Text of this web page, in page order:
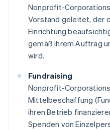
Nonprofit-
Vorstand geleitet, der
Einrichtung
gemäß ihrem Auftrag
wird.
Fundraising
Nonprofit-
Mittelbeschaffung
ihren Betrieb
Spenden von